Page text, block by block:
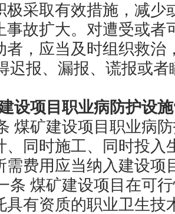
极采取有效措施，减少
事故扩大。对遭受或者
者，应当及时组织救治
迟报、漏报、谎报或
设项目职业病防护设
煤矿建设项目职业病
、同时施工、同时投入
需费用应当纳入建设项
条 煤矿建设项目在可
具有资质的职业卫生技